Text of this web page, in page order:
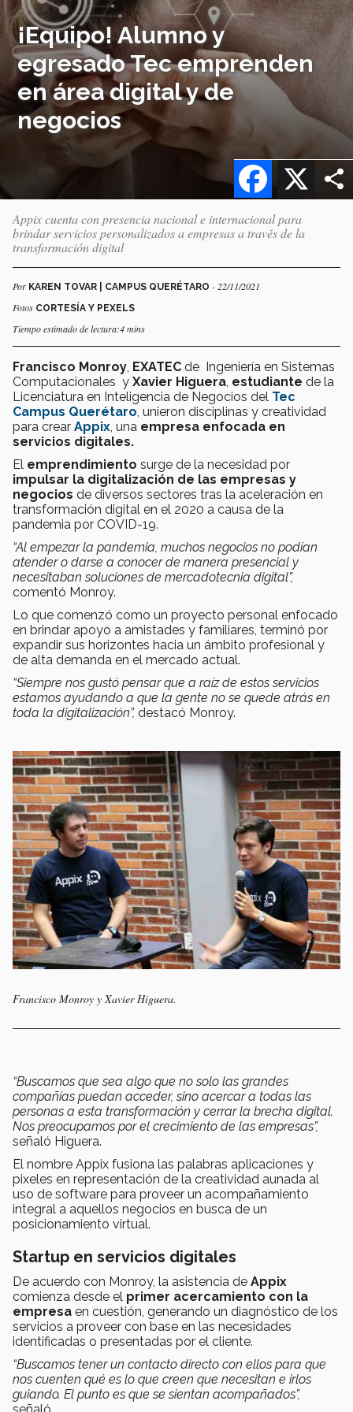
¡Equipo! Alumno y
egresado Tec emprenden
en área digital y de
negocios
X
Facebook
Appix cuenta con presencia nacional e internacional para
brindar servicios personalizados a empresas a través de la
transformación digital
Por KAREN TOVAR | CAMPUS QUERÉTARO - 22/11/2021
Fotos CORTESÍA Y PEXELS
Tiempo estimado de lectura:4 mins
Francisco Monroy EXATEC de Ingeniería en Sistemas
Computacionales y Xavier Higuera estudiante de la
Licenciatura en Inteligencia de Negocios del Tec
Campus Querétaro , unieron disciplinas y creatividad
para crear Appix , una empresa enfocada en
servicios digitales.
El emprendimiento surge de la necesidad por
impulsar la digitalización de las empresas y
negocios de diversos sectores tras la aceleración en
transformación digital en el 2020 a causa de la
pandemia por COVID-19.
“Al empezar la pandemia, muchos negocios no podían
atender o darse a conocer de manera presencial y
necesitaban soluciones de mercadotecnia digital”,
comentó Monroy.
Lo que comenzó como un proyecto personal enfocado
en brindar apoyo a amistades y familiares, terminó por
expandir sus horizontes hacia un ámbito profesional y
de alta demanda en el mercado actual.
“Siempre nos gustó pensar que a raíz de estos servicios
estamos ayudando a que la gente no se quede atrás en
toda la digitalización”, destacó Monroy.
Francisco Monroy y Xavier Higuera.
“Buscamos que sea algo que no solo las grandes
compañías puedan acceder, sino acercar a todas las
personas a esta transformación y cerrar la brecha digital.
Nos preocupamos por el crecimiento de las empresas”,
señaló Higuera.
El nombre Appix fusiona las palabras aplicaciones y
pixeles en representación de la creatividad aunada al
uso de software para proveer un acompañamiento
integral a aquellos negocios en busca de un
posicionamiento virtual.
Startup en servicios digitales
De acuerdo con Monroy, la asistencia de Appix
comienza desde el primer acercamiento con la
empresa en cuestión, generando un diagnóstico de los
servicios a proveer con base en las necesidades
identificadas o presentadas por el cliente.
“Buscamos tener un contacto directo con ellos para que
nos cuenten qué es lo que creen que necesitan e irlos
guiando. El punto es que se sientan acompañados”,